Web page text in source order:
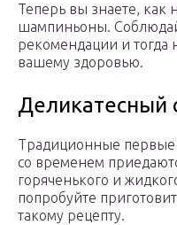
Теперь вы знаете, как
шампиньоны.
рекомендации и тогда
вашему здоровью.
Деликатесный
Традиционные
со временем
горяченького и
попробуйте
такому рецепту.